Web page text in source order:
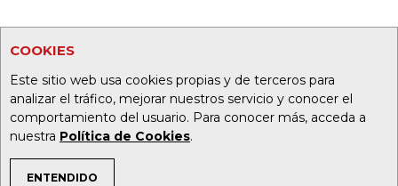
COOKIES
Este sitio web usa cookies propias y de terceros para
analizar el tráfico, mejorar nuestros servicio y conocer el
comportamiento del usuario. Para conocer más, acceda a
nuestra Política de Cookies.
ENTENDIDO